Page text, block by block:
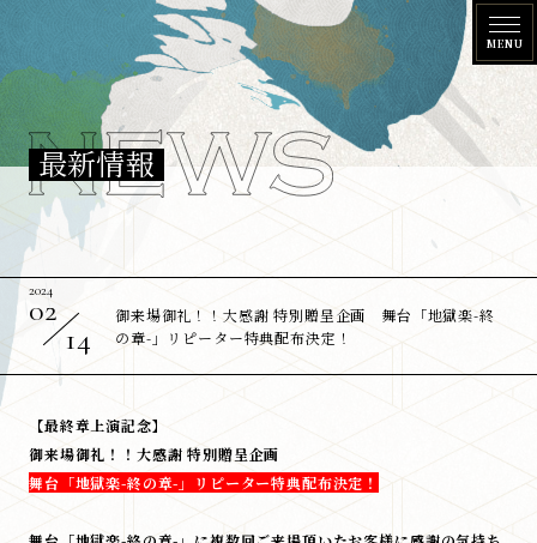
最新情報
N
W
2024
02
14
御来場御礼！！大感謝 特別贈呈企画 舞台「地獄楽-終
の章-」リピーター特典配布決定！
【最終章上演記念】
御来場御礼！！大感謝 特別贈呈企画
舞台「地獄楽-終の章-」リピーター特典配布決定！